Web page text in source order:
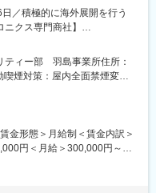
るやりがいが味わえます。
い工程や新しい知識に触れ
ェアの約40％を誇ります。国
おります。
あり、人の命を守る重要な
が必要なのに対し、当社が
で、工期の短縮やコストダ
／積極的に海外展開を行う
クス専門商社】
設置・メンテナンスサポート
などが起きた際に電力供給
に動作するための定期的な
までお任せいたします。導
ティー部 羽島事業所住所：
煙対策：屋内全面禁煙変更
トワーク含む）
金形態＞月給制＜賃金内訳＞
円＜月給＞300,000円～